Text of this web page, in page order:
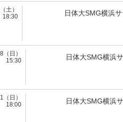
土）
18:30
日体大SMG横浜
日）
15:30
日体大SMG横浜
日）
18:00
日体大SMG横浜